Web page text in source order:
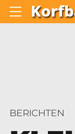
BERICHTEN